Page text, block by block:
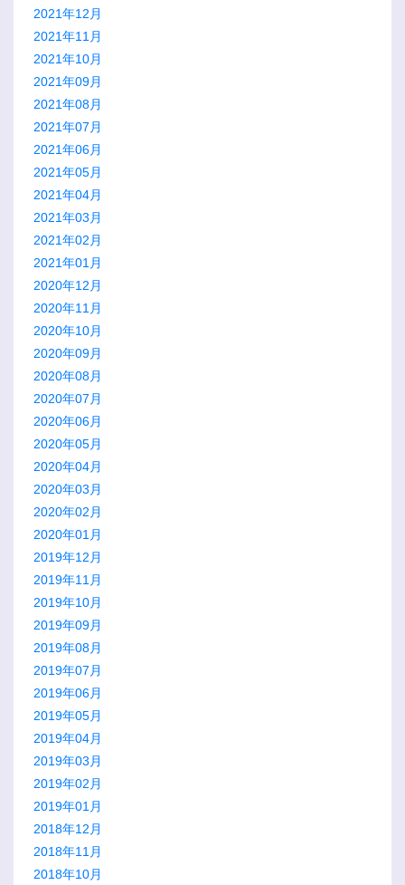
2021年12月
2021年11月
2021年10月
2021年09月
2021年08月
2021年07月
2021年06月
2021年05月
2021年04月
2021年03月
2021年02月
2021年01月
2020年12月
2020年11月
2020年10月
2020年09月
2020年08月
2020年07月
2020年06月
2020年05月
2020年04月
2020年03月
2020年02月
2020年01月
2019年12月
2019年11月
2019年10月
2019年09月
2019年08月
2019年07月
2019年06月
2019年05月
2019年04月
2019年03月
2019年02月
2019年01月
2018年12月
2018年11月
2018年10月